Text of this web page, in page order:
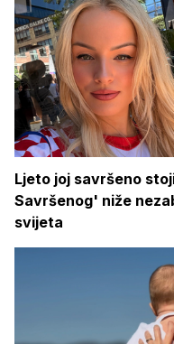
Ljeto joj savršeno
Savršenog' niže
svijeta